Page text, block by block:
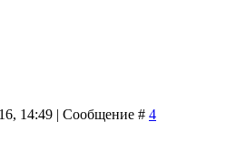
14:49 | Сообщение # 4